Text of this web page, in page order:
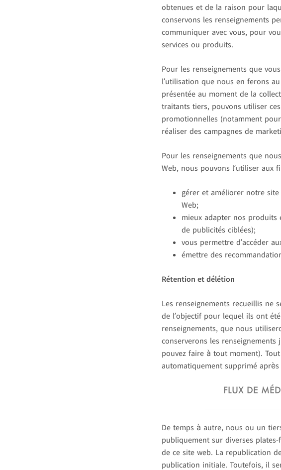
obtenues et de la raison pour
conservons les renseignements
communiquer avec vous, pour
services ou produits.
Pour les renseignements que
l’utilisation que nous en ferons
présentée au moment de la
traitants tiers, pouvons utiliser
promotionnelles (notamment
réaliser des campagnes de
Pour les renseignements que
Web, nous pouvons l’utiliser aux
gérer et améliorer notre
Web;
mieux adapter nos produits
de publicités ciblées);
vous permettre d’accéder
émettre des
Rétention et délétion
Les renseignements recueillis ne
de l’objectif pour lequel ils ont
renseignements, que nous
conserverons les renseignements
pouvez faire à tout moment).
automatiquement supprimé après
FLUX DE
De temps à autre, nous ou un
publiquement sur diverses
de ce site web. La republication
publication initiale. Toutefois, il